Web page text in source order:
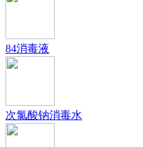
84消毒液
次氯酸钠消毒水